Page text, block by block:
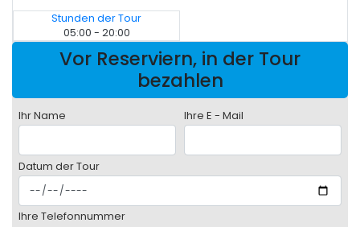
Stunden der Tour
05:00 - 20:00
Vor Reserviern, in der Tour
bezahlen
Ihr Name Ihre E - Mail
Datum der Tour
Ihre Telefonnummer